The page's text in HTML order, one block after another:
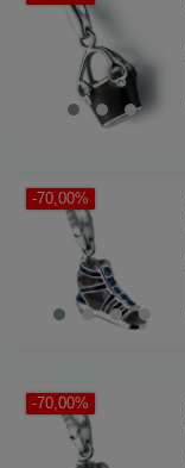
Rosa
Schwarz
-70,00%
-70,00%